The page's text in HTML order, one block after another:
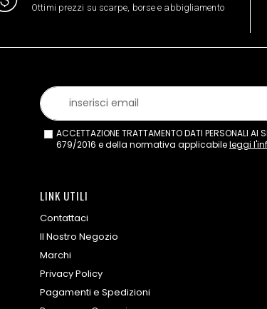
Ottimi prezzi su scarpe, borse e abbigliamento
ACCETTAZIONE TRATTAMENTO DATI PERSONALI AI
679/2016 e della normativa applicabileleggi
LINK UTILI
Contattaci
Il Nostro Negozio
Marchi
Privacy Policy
Pagamenti e Spedizioni